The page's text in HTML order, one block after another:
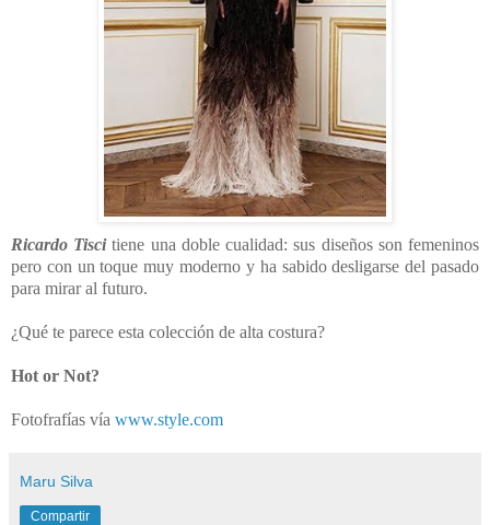
Ricardo Tiscitiene una doble cualidad: sus diseños son femeninos
pero con un toque muy moderno y ha sabido desligarse del pasado
para mirar al futuro.
¿Qué te parece esta colección de alta costura?
Hot or Not?
Fotofrafías vía www.style.com
Maru Silva
Compartir